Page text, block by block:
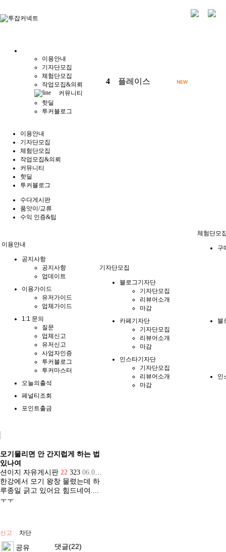
이용안내
기자단모집
체험단모집
작업모집&의뢰
커뮤니티
핫딜
투커블로그
4 플레이스
이용안내
기자단모집
체험단모집
작업모집&의뢰
커뮤니티
핫딜
투커블로그
수다게시판
품앗이/교류
수익 인증&팁
이용안내
공지사항
공지사항
업데이트
이용가이드
유저가이드
업체가이드
1:1 문의
질문
업체신고
유저신고
사업자인증
투커블로그
투커마스터
오늘의출석
페널티조회
포인트출금
기자단모집
블로그기자단
기자단모집
리뷰어소개
마감
카페기자단
기자단모집
리뷰어소개
마감
인스타기자단
기자단모집
리뷰어소개
마감
체험단모
구
블
인
모기물리면 안 간지럽게 하는 법
있나여
션이지
자유게시판 22 323 06.03 14:47
한강에서 모기 왕창 물렸는데 하
루종일 긁고 있어요 힘드네여....
ㅜㅜ
신고 차단
공유 댓글(22)